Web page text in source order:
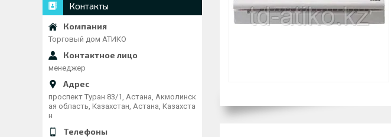
Контакты
Торговый дом АТИКО
менеджер
проспект Туран 83/1, Астана, Акмолинск
ая область, Казахстан, Астана, Казахста
н